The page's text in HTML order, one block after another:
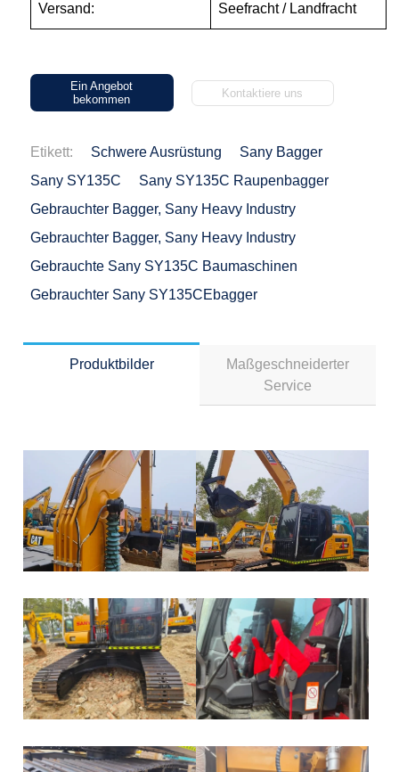
Versand: Seefracht / Landfracht
Ein Angebot
bekommen
Kontaktiere uns
Etikett: Schwere Ausrüstung
Sany Bagger
Sany SY135C
Sany SY135C Raupenbagger
Gebrauchter Bagger, Sany Heavy Industry
Gebrauchter Bagger, Sany Heavy Industry
Gebrauchte Sany SY135C Baumaschinen
Gebrauchter Sany SY135CEbagger
Produktbilder
Maßgeschneiderter
Service